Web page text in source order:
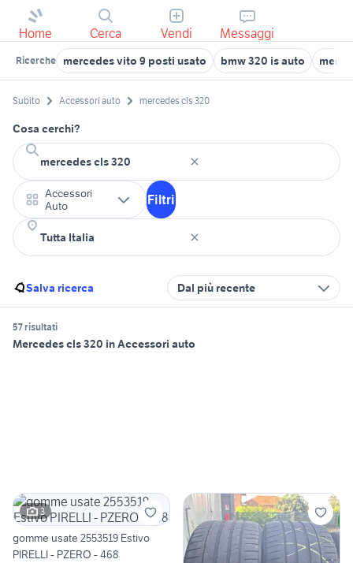
Home Cerca Vendi Messaggi
Ricerche mercedes vito 9 posti usato bmw 320 is auto
Subito Accessori auto mercedes cls 320
Cosa cerchi?
Accessori
Auto
Filtri
Salva ricerca Dal più recente
57 risultati
Mercedes cls 320 in Accessori auto
3
gomme usate 2553519 Estivo
PIRELLI - PZERO - 468